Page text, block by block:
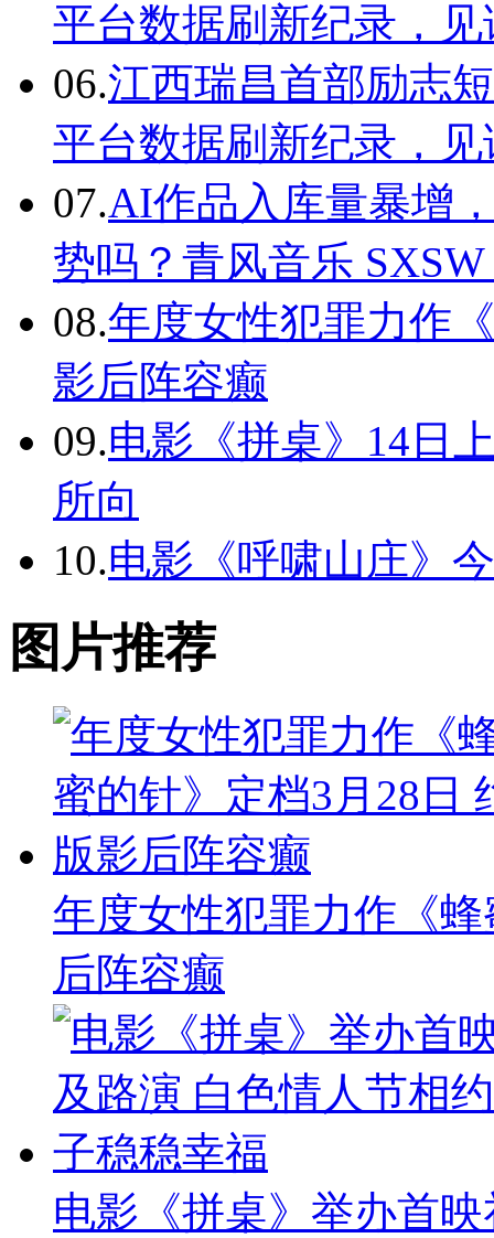
平台数据刷新纪录，
06.江西瑞昌首部励志
平台数据刷新纪录，
07.AI作品入库量暴增
势吗？青风音乐
08.年度女性犯罪力作
影后阵容癫
09.电影《拼桌》14日
所向
10.电影《呼啸山庄》
图片推荐
年度女性犯罪力作《
后阵容癫
电影《拼桌》举办首